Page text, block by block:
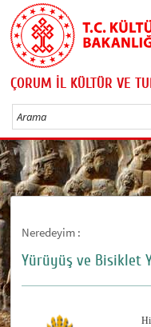
ÇORUM İL KÜLTÜR VE
Neredeyim :
Yürüyüş ve Bisiklet